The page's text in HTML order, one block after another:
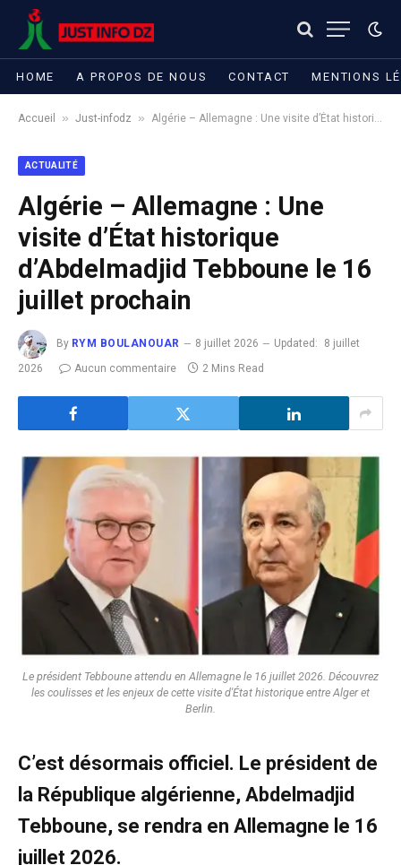
HOME A PROPOS DE NOUS CONTACT MENTIONS
Accueil » Just-infodz » Algérie – Allemagne : Une visite d’État historique d’Abdelmadjid Tebboune le 16 juillet prochain
ACTUALITÉ
Algérie – Allemagne : Une
visite d’État historique
d’Abdelmadjid Tebboune le 16
juillet prochain
By RYM BOULANOUAR 8 juillet 2026 Updated:
8 juillet
2026
Aucun commentaire 2 Mins Read
Le président Tebboune attendu en Allemagne le 16 juillet 2026. Découvrez
les coulisses et les enjeux de cette visite d'État historique entre Alger et
Berlin.
C’est désormais officiel. Le président de
la République algérienne, Abdelmadjid
Tebboune, se rendra en Allemagne le 16
juillet 2026.